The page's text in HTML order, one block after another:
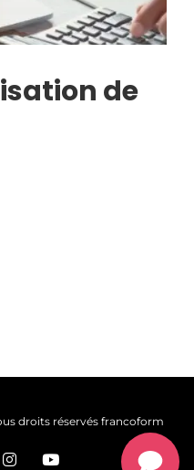
de
droits réservés francoform